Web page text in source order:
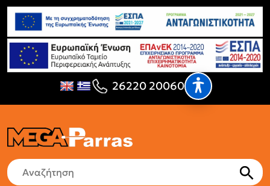
26220 20060